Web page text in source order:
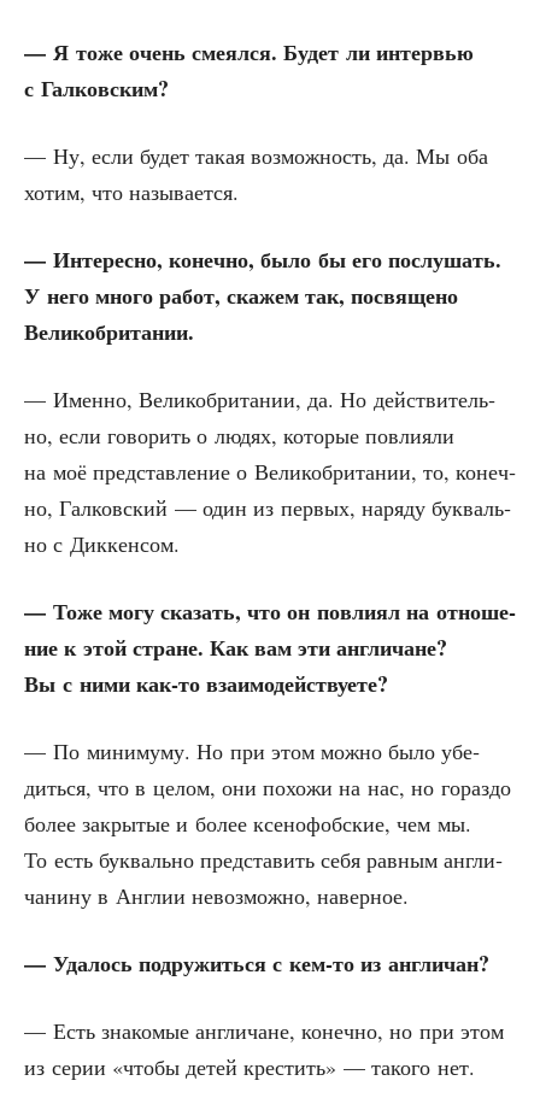
— Я тоже очень сме­ял­ся. Будет ли интер­вью
с Галковским?
— Ну, если будет такая воз­мож­ность, да. Мы оба
хотим, что называется.
— Инте­рес­но, конеч­но, было бы его послу­шать.
У него мно­го работ, ска­жем так, посвя­ще­но
Великобритании.
— Имен­но, Вели­ко­бри­та­нии, да. Но дей­стви­тель­
но, если гово­рить о людях, кото­рые повли­я­ли
на моё пред­став­ле­ние о Вели­ко­бри­та­нии, то, конеч­
но, Гал­ков­ский — один из пер­вых, наря­ду бук­валь­
но с Диккенсом.
— Тоже могу ска­зать, что он повли­ял на отно­ше­
ние к этой стране. Как вам эти англи­чане?
Вы с ними как-то взаимодействуете?
— По мини­му­му. Но при этом мож­но было убе­
дить­ся, что в целом, они похо­жи на нас, но гораз­до
более закры­тые и более ксе­но­фоб­ские, чем мы.
То есть бук­валь­но пред­ста­вить себя рав­ным англи­
ча­ни­ну в Англии невоз­мож­но, наверное.
— Уда­лось подру­жить­ся с кем-то из англичан?
— Есть зна­ко­мые англи­чане, конеч­но, но при этом
из серии «что­бы детей кре­стить» — тако­го нет.